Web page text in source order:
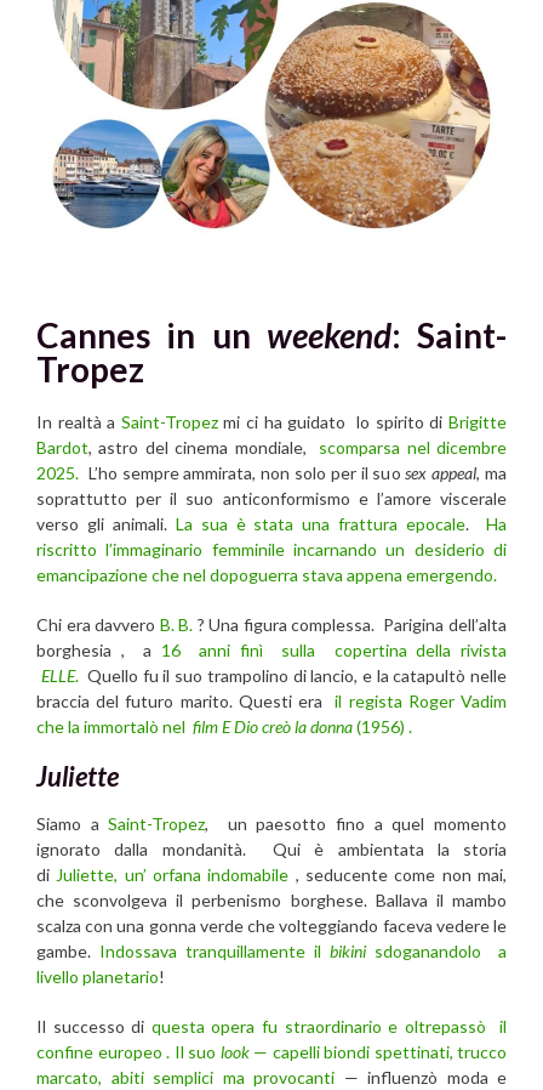
Cannes in un weekend: Saint-
Tropez
In realtà a Saint-Tropezmi ci ha guidato lo spirito di Brigitte
Bardot, astro del cinema mondiale,
scomparsa nel dicembre
2025. L’ho sempre ammirata, non solo per il suosex appeal, ma
soprattutto per il suo anticonformismo e l’amore viscerale
verso gli animali. La sua è stata una frattura epocale.Ha
riscritto l’immaginario femminile incarnando un desiderio di
emancipazione che nel dopoguerra stava appena emergendo.
Chi era davvero B. B. ? Una figura complessa. Parigina dell’alta
borghesia , a 16 anni finì sulla copertina della rivista
ELLE. Quello fu il suo trampolino di lancio, e la catapultò nelle
braccia del futuro marito. Questi erail regista Roger Vadim
che la immortalò nel film E Dio creò la donna(1956) .
Juliette
Siamo aSaint-Tropez, un paesotto fino a quel momento
ignorato dalla mondanità. Qui è ambientata la storia
di Juliette, un’ orfana indomabile , seducente come non mai,
che sconvolgeva il perbenismo borghese. Ballava il mambo
scalza con una gonna verde che volteggiando faceva vedere le
gambe. Indossava tranquillamente il bikini sdoganandolo a
livello planetario!
Il successo di questa opera fu straordinario e oltrepassò il
confine europeo . Il suo look— capelli biondi spettinati, trucco
marcato, abiti semplici ma provocanti — influenzò moda e